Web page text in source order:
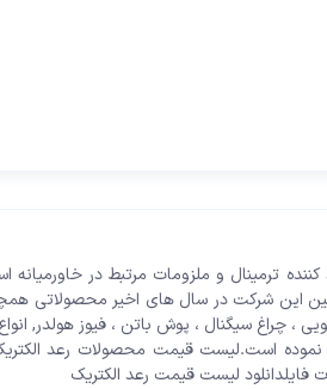
ترمینال و ملزومات مرتبط در خاورمیانه
است و همچنین این شرکت در سال های اخیر محصولاتی
، چراغ سیگنال ، پوش باتن ، فیوز هولدر,
است.لیست قیمت محصولات رعد
فایلدانلود لیست قیمت رعد الکتریک